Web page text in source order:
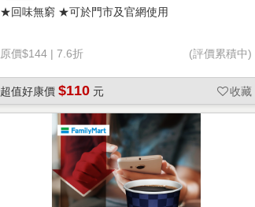
樂券
★回味無窮 ★可於門市及官網使用
原價$144 | 7.6折 (評價累積中)
超值好康價 $110 元 收藏